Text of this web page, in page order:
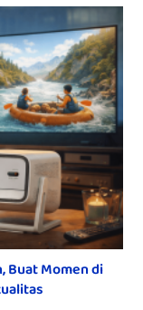
Buat Momen di